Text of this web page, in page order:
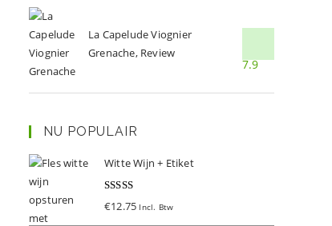
La Capelude Viognier
Grenache, Review
7.9
NU POPULAIR
Witte Wijn + Etiket
Gewaardeer
€12.75 Incl. Btw